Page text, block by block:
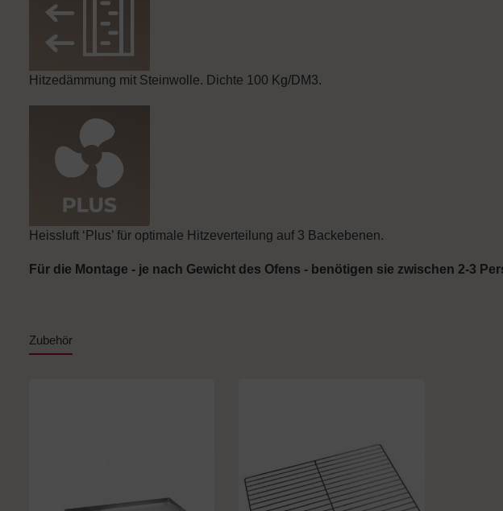
Hitzedämmung mit Steinwolle. Dichte 100 Kg/DM3.
Heissluft ‘Plus’ für optimale Hitzeverteilung auf 3 Backebenen.
Für die Montage - je nach Gewicht des Ofens - benötigen sie zwischen 2-3
Zubehör